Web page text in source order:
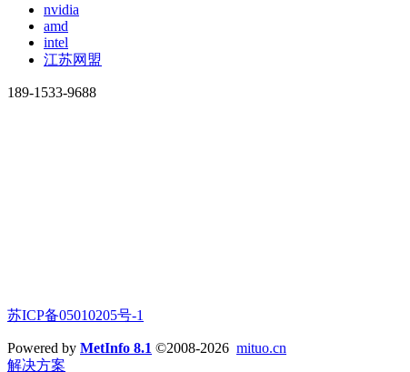
nvidia
amd
intel
江苏网盟
189-1533-9688
苏ICP备05010205号-1
Powered by MetInfo 8.1 ©2008-2026 mituo.cn
解决方案